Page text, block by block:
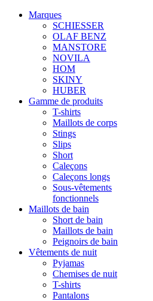
Marques
SCHIESSER
OLAF BENZ
MANSTORE
NOVILA
HOM
SKINY
HUBER
Gamme de produits
T-shirts
Maillots de corps
Stings
Slips
Short
Caleçons
Caleçons longs
Sous-vêtements
fonctionnels
Maillots de bain
Short de bain
Maillots de bain
Peignoirs de bain
Vêtements de nuit
Pyjamas
Chemises de nuit
T-shirts
Pantalons